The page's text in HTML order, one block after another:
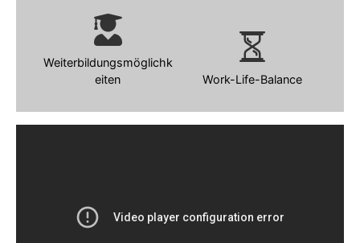
Weiterbildungsmöglichk
eiten
Work-Life-Balance